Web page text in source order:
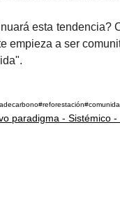
esta tendencia?
empieza a ser
#reforestación
paradigma - Sistémico -